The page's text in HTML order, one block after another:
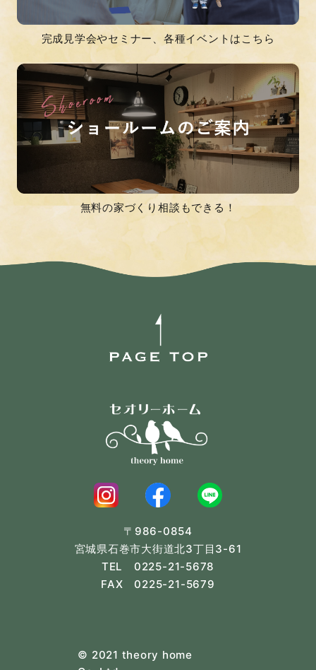
完成見学会やセミナー、各種イベントはこちら
無料の家づくり相談もできる！
〒986-0854
宮城県石巻市大街道北3丁目3-61
TEL 0225-21-5678
FAX 0225-21-5679
© 2021 theory home